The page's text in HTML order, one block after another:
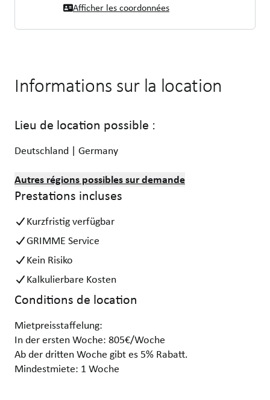
Afficher les coordonnées
Informations sur la location
Lieu de location possible :
Deutschland | Germany
Autres régions possibles sur demande
Prestations incluses
Kurzfristig verfügbar
GRIMME Service
Kein Risiko
Kalkulierbare Kosten
Conditions de location
Mietpreisstaffelung:
In der ersten Woche: 805€/Woche
Ab der dritten Woche gibt es 5% Rabatt.
Mindestmiete: 1 Woche